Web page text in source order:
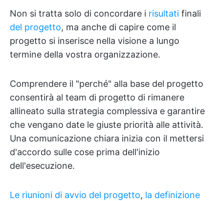
Non si tratta solo di concordare i risultati finali
del progetto, ma anche di capire come il
progetto si inserisce nella visione a lungo
termine della vostra organizzazione.
Comprendere il "perché" alla base del progetto
consentirà al team di progetto di rimanere
allineato sulla strategia complessiva e garantire
che vengano date le giuste priorità alle attività.
Una comunicazione chiara inizia con il mettersi
d'accordo sulle cose prima dell'inizio
dell'esecuzione.
Le riunioni di avvio del progetto, la definizione